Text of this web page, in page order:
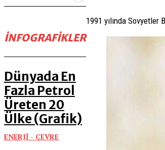
İNFOGRAFIKLER
Dünyada En
Fazla Petrol
Üreten 20
Ülke (Grafik)
ENERJİ - ÇEVRE
1991 yılında Sovyetler